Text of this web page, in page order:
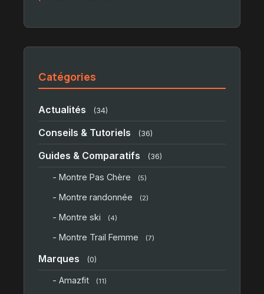
Catégories
Actualités (34)
Conseils & Tutoriels (36)
Guides & Comparatifs (36)
- Montre Pas Chère (5)
- Montre randonnée (2)
- Montre ski (4)
- Montre Trail Femme (7)
Marques (0)
- Amazfit (11)